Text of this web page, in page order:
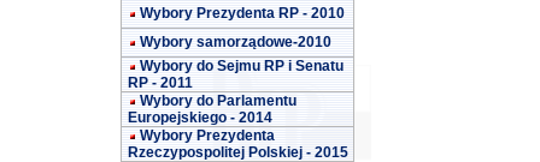
Wybory Prezydenta RP - 2010
Wybory samorządowe-2010
Wybory do Sejmu RP i Senatu
RP - 2011
Wybory do Parlamentu
Europejskiego - 2014
Wybory Prezydenta
Rzeczypospolitej Polskiej - 2015